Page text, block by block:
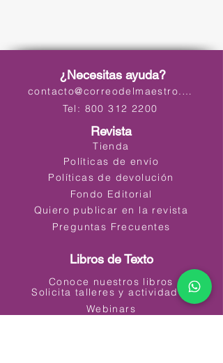
¿Necesitas ayuda?
contacto@correodelmaestro.com
Tel: 800 312 2200
Revista
Tienda
Políticas de envío
Políticas de devolución
Fondo Editorial
Quiero publicar en la revista
Preguntas Frecuentes
Libros de Texto
Conoce nuestros libros
Solicita talleres y actividades
Webinars